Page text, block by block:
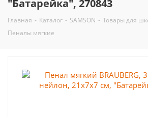
"Батарейка", 270843
Главная - Каталог - SAMSON - Товары для
Пеналы мягкие